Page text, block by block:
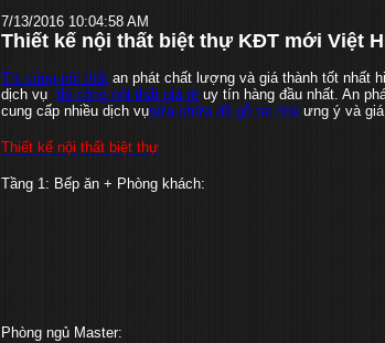
7/13/2016 10:04:58 AM
Thiết kế nội thất biệt thự KĐT mới Việt
Thi công nội thất an phát chất lượng và giá thành tốt nhất
dịch vụ thi công nội thất giá rẻ uy tín hàng đầu nhất. An
cung cấp nhiều dịch vụsửa chữa đồ gỗ tại nhàưng ý và giá
Thiết kế nội thất biệt thự
Tầng 1: Bếp ăn + Phòng khách:
Phòng ngủ Master: